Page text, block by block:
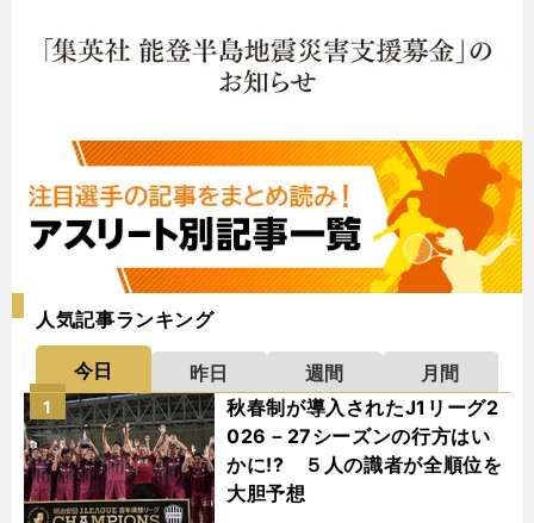
人気記事ランキング
今日 昨日 週間
月間
秋春制が導入されたJ1リーグ2
026－27シーズンの行方はい
かに!? ５人の識者が全順位を
大胆予想
1